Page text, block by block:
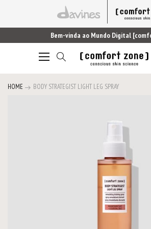
Bem-vinda ao Mundo Digital
Alternar
HOME BODY STRATEGIST LIGHT LEG SPRAY